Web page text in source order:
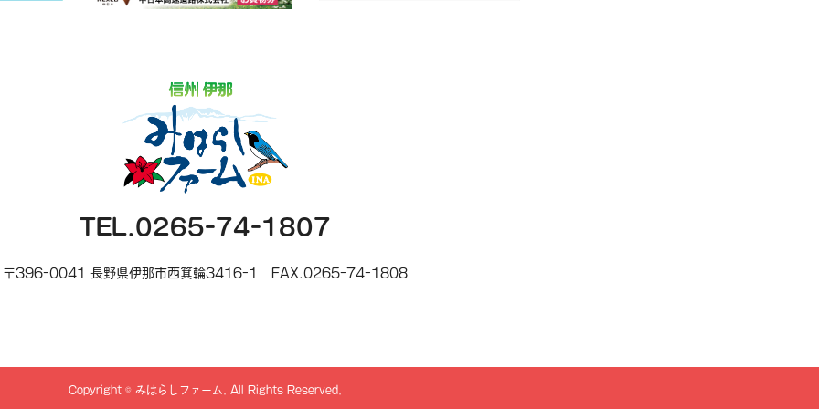
TEL.0265-74-1807
〒396-0041 長野県伊那市西箕輪3416-1 FAX.0265-74-1808
Copyright © みはらしファーム . All Rights Reserved.